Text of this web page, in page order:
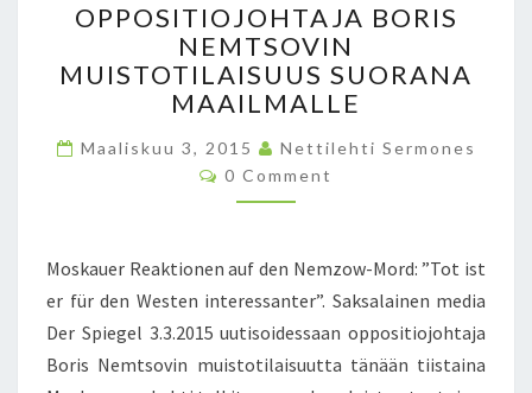
A
A
!
P
P
O
S
T
I
O
H
T
A
J
OPPOSITIOJOHTAJA BORIS
NEMTSOVIN
MUISTOTILAISUUS SUORANA
MAAILMALLE
Maaliskuu 3, 2015
Nettilehti Sermones
C
O
T
S
0 Comment
Moskauer Reaktionen auf den Nemzow-Mord: ”Tot ist
er für den Westen interessanter”. Saksalainen media
Der Spiegel 3.3.2015 uutisoidessaan oppositiojohtaja
Boris Nemtsovin muistotilaisuutta tänään tiistaina